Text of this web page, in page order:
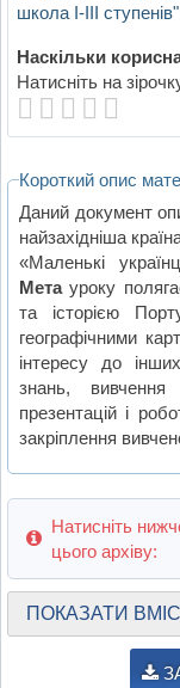
школа I-III ступенів"
Наскільки
Натисніть на
Короткий опис
Даний документ
найзахідніша
«Маленькі
Метауроку
та історією
географічними
інтересу до
знань,
презентацій і
закріплення
Натисніть
цього архіву:
ПОКАЗАТИ